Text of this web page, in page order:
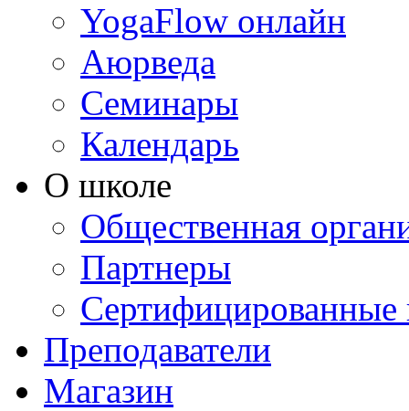
YogaFlow онлайн
Аюрведа
Семинары
Календарь
О школе
Общественная
Партнеры
Сертифицированные
Преподаватели
Магазин